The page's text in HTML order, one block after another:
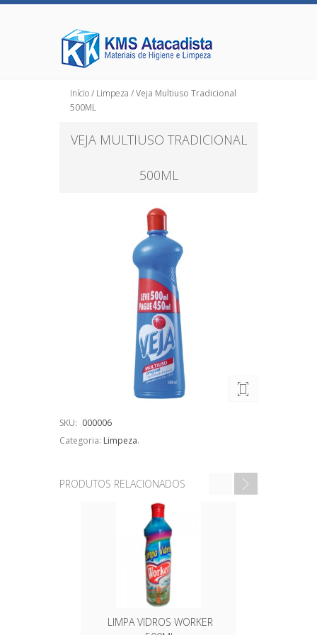
Início/ Limpeza / Veja Multiuso Tradicional
500ML
VEJA MULTIUSO TRADICIONAL
500ML
SKU: 000006
Categoria: Limpeza.
PRODUTOS RELACIONADOS
LIMPA VIDROS WORKER